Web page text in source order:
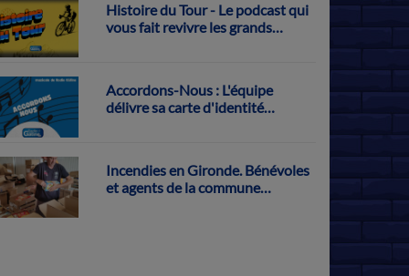
Histoire du Tour - Le podcast qui
vous fait revivre les grands
Accordons-Nous : L'équipe
délivre sa carte d'identité
Incendies en Gironde. Bénévoles
et agents de la commune